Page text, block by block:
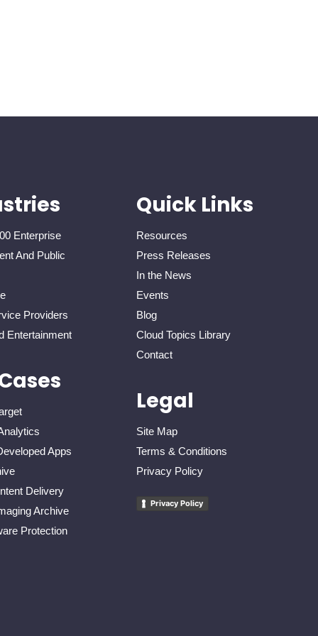
Enterprise
And Public
Providers
Entertainment
Apps
Delivery
Archive
Protection
Quick Links
Resources
Press Releases
In the News
Events
Blog
Cloud Topics Library
Contact
Legal
Site Map
Terms & Conditions
Privacy Policy
Privacy Policy